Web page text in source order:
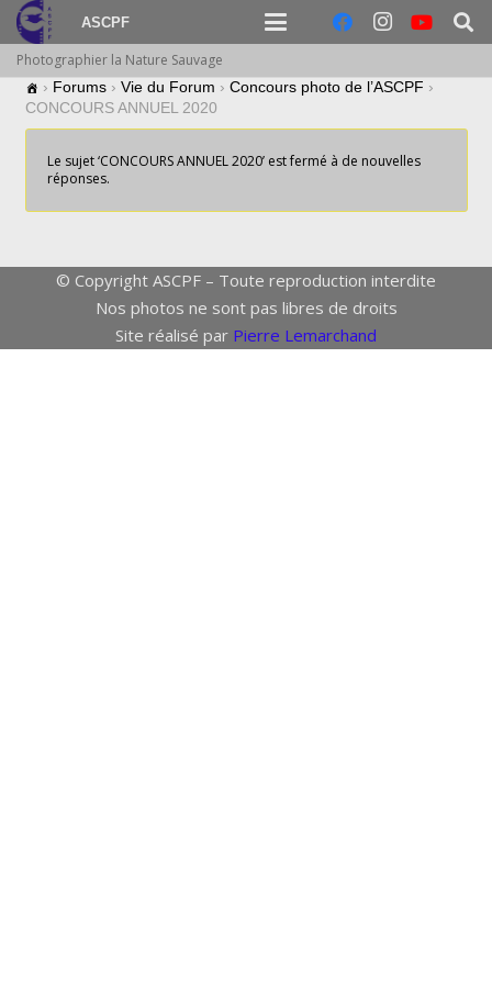
ASCPF
Photographier la Nature Sauvage
› Forums › Vie du Forum › Concours photo de l’ASCPF ›
CONCOURS ANNUEL 2020
Le sujet ‘CONCOURS ANNUEL 2020’ est fermé à de nouvelles
réponses.
© Copyright ASCPF – Toute reproduction interdite
Nos photos ne sont pas libres de droits
Site réalisé par Pierre Lemarchand